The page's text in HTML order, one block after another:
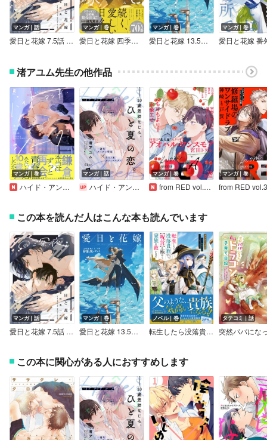
マンガ｜話
愛日と花嫁 7.5話 深夜【小冊子】
マンガ｜巻
愛日と花嫁 四季折々【電子限定描き下ろし漫画付き】【Renta！限定小冊子付特装版】
マンガ｜巻
愛日と花嫁 13.5話 新米パパ【小冊子】
マンガ｜巻
渚アユム先生の他作品
マンガ｜巻
ハイド・アンド・シーク【単行本版】
マンガ｜話
ハイド・アンド・シーク
マンガ｜巻
from RED vol.38 ver.A
マンガ｜巻
この本を読んだ人はこんな本も読んでいます
マンガ｜話
愛日と花嫁 7.5話 深夜【小冊子】
マンガ｜巻
愛日と花嫁 13.5話 新米パパ【小冊子】
ノベル｜巻
転生したら没落貴族だったので、【呪言】を極めて家族を救います
タテコミ｜話
この本に関心がある人におすすめします